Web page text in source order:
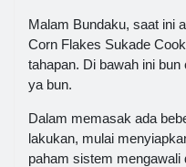
Malam Bundaku, saat ini
Corn Flakes Sukade
tahapan. Di bawah ini
ya bun.
Dalam memasak ada
lakukan, mulai
paham sistem mengawali